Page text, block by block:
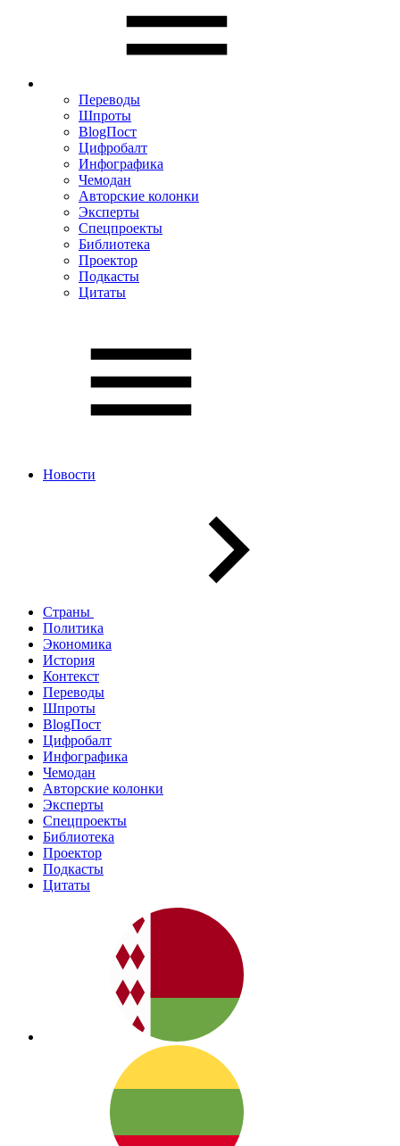
Переводы
Шпроты
BlogПост
Цифробалт
Инфографика
Чемодан
Авторские колонки
Эксперты
Спецпроекты
Библиотека
Проектор
Подкасты
Цитаты
Новости
Страны
Политика
Экономика
История
Контекст
Переводы
Шпроты
BlogПост
Цифробалт
Инфографика
Чемодан
Авторские колонки
Эксперты
Спецпроекты
Библиотека
Проектор
Подкасты
Цитаты